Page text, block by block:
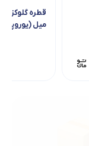
میل (یوروپت)